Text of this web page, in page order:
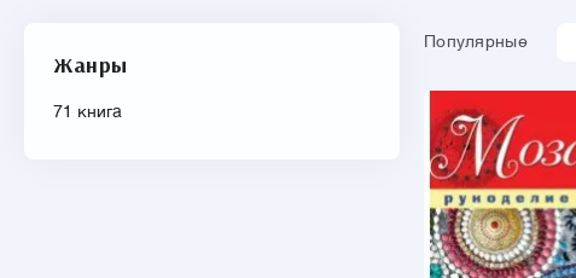
Жанры
71 книга
Популярные